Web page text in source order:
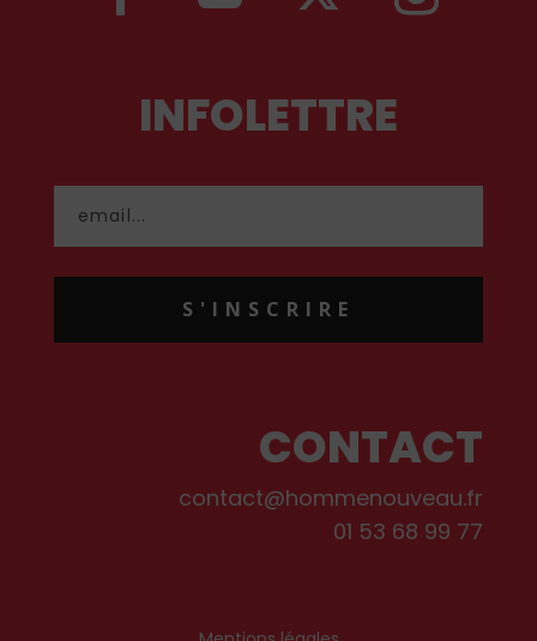
INFOLETTRE
S'INSCRIRE
CONTACT
contact@hommenouveau.fr
01 53 68 99 77